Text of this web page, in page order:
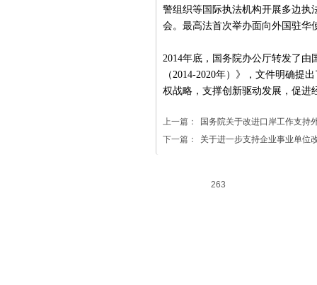
警组织等国际执法机构开展多边执
会。最高法首次举办面向外国驻华
2014年底，国务院办公厅转发了
（2014-2020年）》，文件明确提
权战略，支撑创新驱动发展，促进
上一篇：
国务院关于改进口岸工作支持
下一篇：
关于进一步支持企业事业单位
263